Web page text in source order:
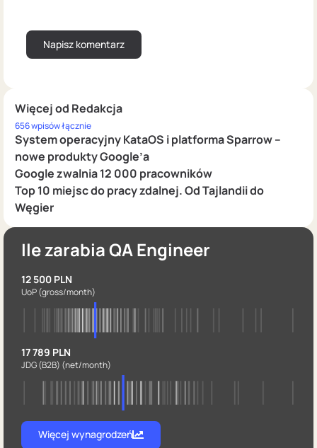
Więcej od Redakcja
656 wpisów łącznie
System operacyjny KataOS i platforma Sparrow –
nowe produkty Google’a
Google zwalnia 12 000 pracowników
Top 10 miejsc do pracy zdalnej. Od Tajlandii do
Węgier
Ile zarabia QA Engineer
12 500 PLN
UoP(gross/month)
17 789 PLN
JDG (B2B) (net/month)
Więcej wynagrodzeń